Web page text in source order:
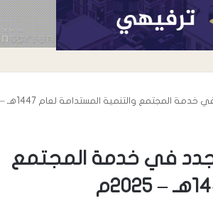
والتنمية المستدامة لعام 1447هـ – 2025م
في خدمة المجتمع